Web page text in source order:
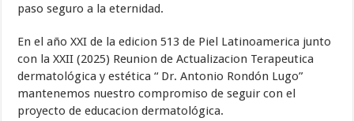
paso seguro a la eternidad.
En el año XXI de la edicion 513 de Piel Latinoamerica junto
con la XXII (2025) Reunion de Actualizacion Terapeutica
dermatológica y estética “ Dr. Antonio Rondón Lugo”
mantenemos nuestro compromiso de seguir con el
proyecto de educacion dermatológica.